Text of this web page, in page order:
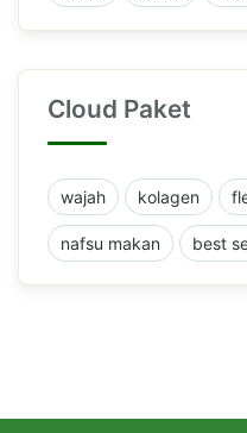
Cloud Paket
wajah kolagen
nafsu makan best